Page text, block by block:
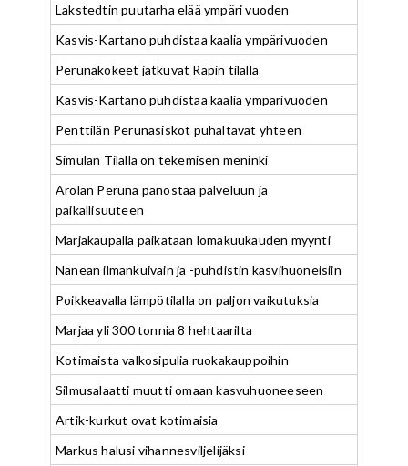
Lakstedtin puutarha elää ympäri vuoden
Kasvis-Kartano puhdistaa kaalia ympärivuoden
Perunakokeet jatkuvat Räpin tilalla
Kasvis-Kartano puhdistaa kaalia ympärivuoden
Penttilän Perunasiskot puhaltavat yhteen
Simulan Tilalla on tekemisen meninki
Arolan Peruna panostaa palveluun ja
paikallisuuteen
Marjakaupalla paikataan lomakuukauden myynti
Nanean ilmankuivain ja -puhdistin kasvihuoneisiin
Poikkeavalla lämpötilalla on paljon vaikutuksia
Marjaa yli 300 tonnia 8 hehtaarilta
Kotimaista valkosipulia ruokakauppoihin
Silmusalaatti muutti omaan kasvuhuoneeseen
Artik-kurkut ovat kotimaisia
Markus halusi vihannesviljelijäksi